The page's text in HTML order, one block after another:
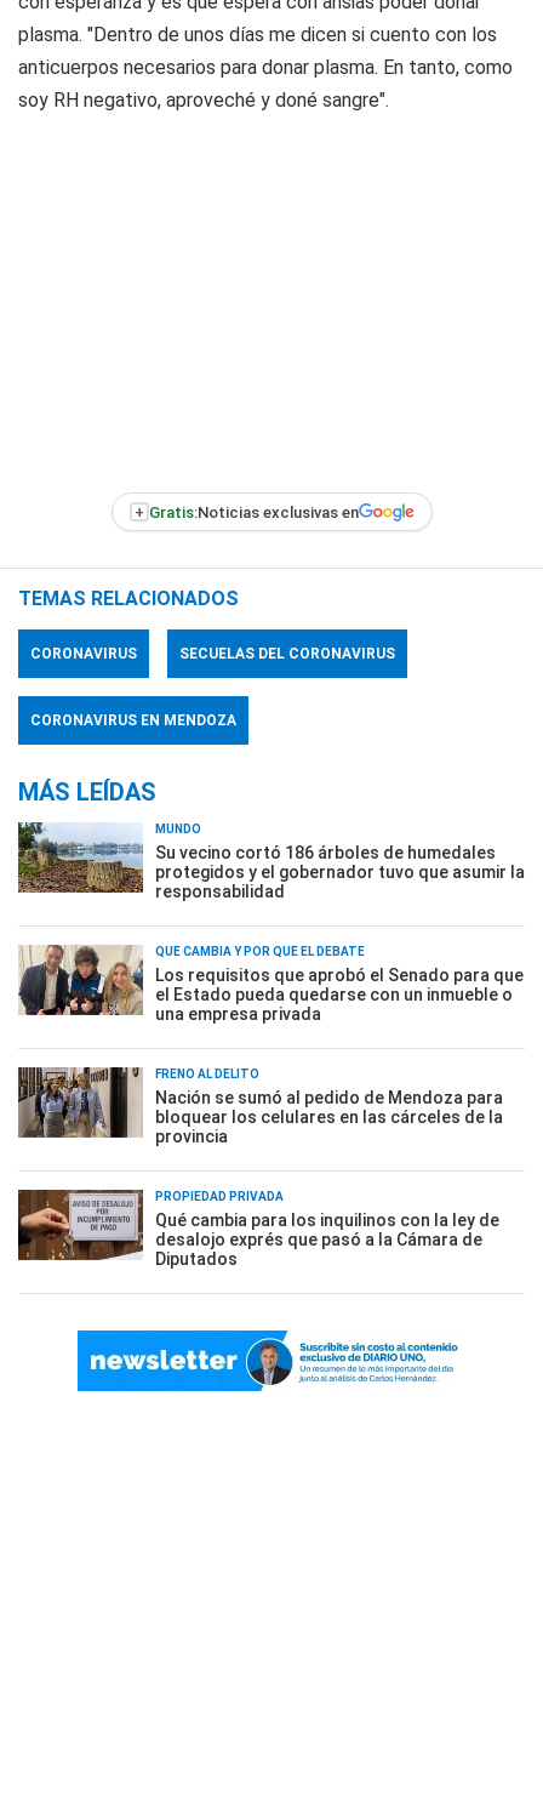
plasma. "Dentro de unos días me dicen si cuento con los
anticuerpos necesarios para donar plasma. En tanto, como
soy RH negativo, aproveché y doné sangre".
+ Gratis:Noticias exclusivas en
TEMAS RELACIONADOS
CORONAVIRUS SECUELAS DEL CORONAVIRUS
CORONAVIRUS EN MENDOZA
MÁS LEÍDAS
MUNDO
Su vecino cortó 186 árboles de humedales
protegidos y el gobernador tuvo que asumir la
responsabilidad
QUÉ CAMBIA Y POR QUÉ EL DEBATE
Los requisitos que aprobó el Senado para que
el Estado pueda quedarse con un inmueble o
una empresa privada
FRENO AL DELITO
Nación se sumó al pedido de Mendoza para
bloquear los celulares en las cárceles de la
provincia
PROPIEDAD PRIVADA
Qué cambia para los inquilinos con la ley de
desalojo exprés que pasó a la Cámara de
Diputados